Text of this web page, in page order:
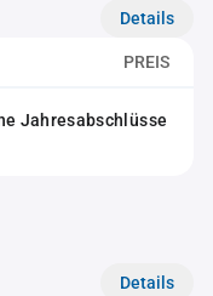
Details
PREIS
Jahresabschlüsse
Details